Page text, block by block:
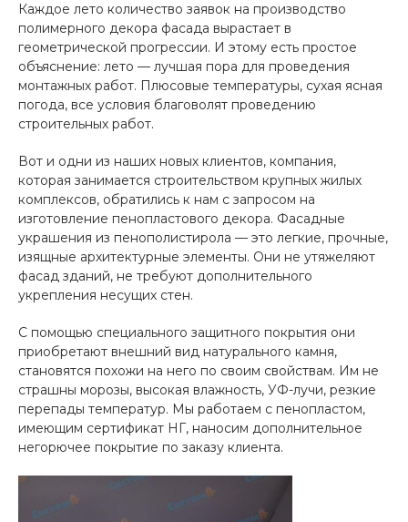
Каждое лето количество заявок на производство
полимерного декора фасада вырастает в
геометрической прогрессии. И этому есть простое
объяснение: лето — лучшая пора для проведения
монтажных работ. Плюсовые температуры, сухая ясная
погода, все условия благоволят проведению
строительных работ.
Вот и одни из наших новых клиентов, компания,
которая занимается строительством крупных жилых
комплексов, обратились к нам с запросом на
изготовление пенопластового декора. Фасадные
украшения из пенополистирола — это легкие, прочные,
изящные архитектурные элементы. Они не утяжеляют
фасад зданий, не требуют дополнительного
укрепления несущих стен.
С помощью специального защитного покрытия они
приобретают внешний вид натурального камня,
становятся похожи на него по своим свойствам. Им не
страшны морозы, высокая влажность, УФ-лучи, резкие
перепады температур. Мы работаем с пенопластом,
имеющим сертификат НГ, наносим дополнительное
негорючее покрытие по заказу клиента.